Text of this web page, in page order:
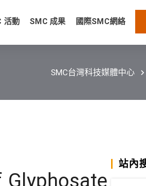
活動 SMC 成果 國際SMC網絡
SMC台灣科技媒體中心
站內